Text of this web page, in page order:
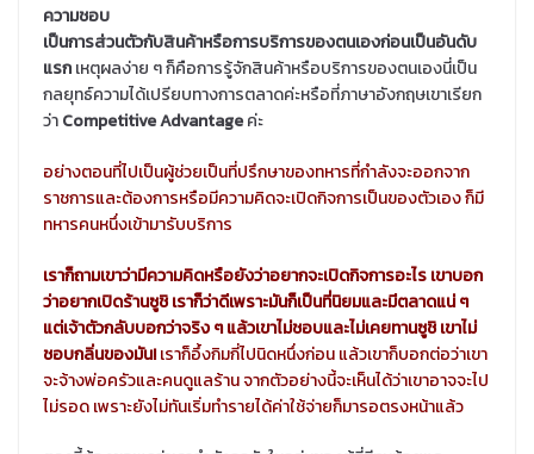
ความชอบ
เป็นการส่วนตัวกับสินค้าหรือการบริการของตนเองก่อนเป็นอันดับ
แรกเหตุผลง่าย ๆ ก็คือการรู้จักสินค้าหรือบริการของตนเองนี่เป็น
กลยุทธ์ความได้เปรียบทางการตลาดค่ะหรือที่ภาษาอังกฤษเขาเรียก
ว่าCompetitive Advantageค่ะ
อย่างตอนที่ไปเป็นผู้ช่วยเป็นที่ปรึกษาของทหารที่กำลังจะออกจาก
ราชการและต้องการหรือมีความคิดจะเปิดกิจการเป็นของตัวเอง ก็มี
ทหารคนหนึ่งเข้ามารับบริการ
เราก็ถามเขาว่ามีความคิดหรือยังว่าอยากจะเปิดกิจการอะไร เขาบอก
ว่าอยากเปิดร้านซูชิ เราก็ว่าดีเพราะมันก็เป็นที่นิยมและมีตลาดแน่ ๆ
แต่เจ้าตัวกลับบอกว่าจริง ๆ แล้วเขาไม่ชอบและไม่เคยทานซูชิ เขาไม่
ชอบกลิ่นของมัน!เราก็อึ้งกิมกี่ไปนิดหนึ่งก่อน แล้วเขาก็บอกต่อว่าเขา
จะจ้างพ่อครัวและคนดูแลร้าน จากตัวอย่างนี้จะเห็นได้ว่าเขาอาจจะไป
ไม่รอด เพราะยังไม่ทันเริ่มทำรายได้ค่าใช้จ่ายก็มารอตรงหน้าแล้ว